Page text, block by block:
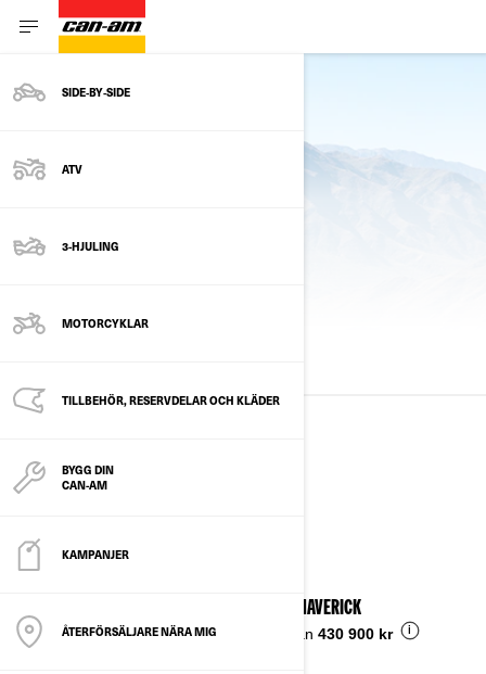
SIDE‑BY‑SIDE
ATV
3-HJULING
MOTORCYKLAR
TILLBEHÖR, RESERVDELAR OCH KLÄDER
BYGG DIN
CAN-AM
KAMPANJER
ÅTERFÖRSÄLJARE NÄRA MIG
Se aktuell årsmodell
Se detaljer
2025 MAVERICK
Pris från 430 900 kr i